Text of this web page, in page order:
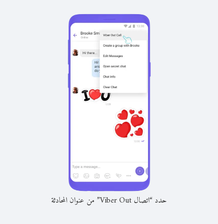
حدد “اتصال Viber Out” من عنوان المحادثة